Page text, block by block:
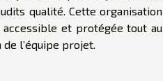
qualité. Cette organisation
et protégée tout au
l’équipe projet.